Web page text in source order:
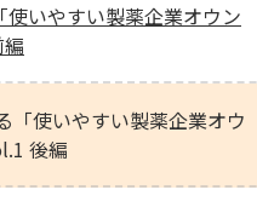
いやすい製薬企業オウン
「使いやすい製薬企業オウ
後編